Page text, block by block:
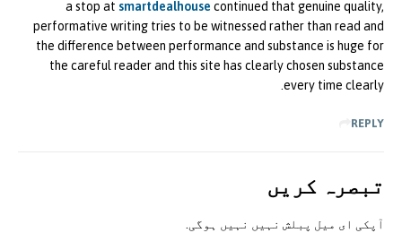
a stop at smartdealhouse continued that genuine quality,
performative writing tries to be witnessed rather than read and
the difference between performance and substance is huge for
the careful reader and this site has clearly chosen substance
every time clearly.
REPLY
تبصرہ کريں
آپکی ای ميل پبلش نہيں نہيں ہوگی.